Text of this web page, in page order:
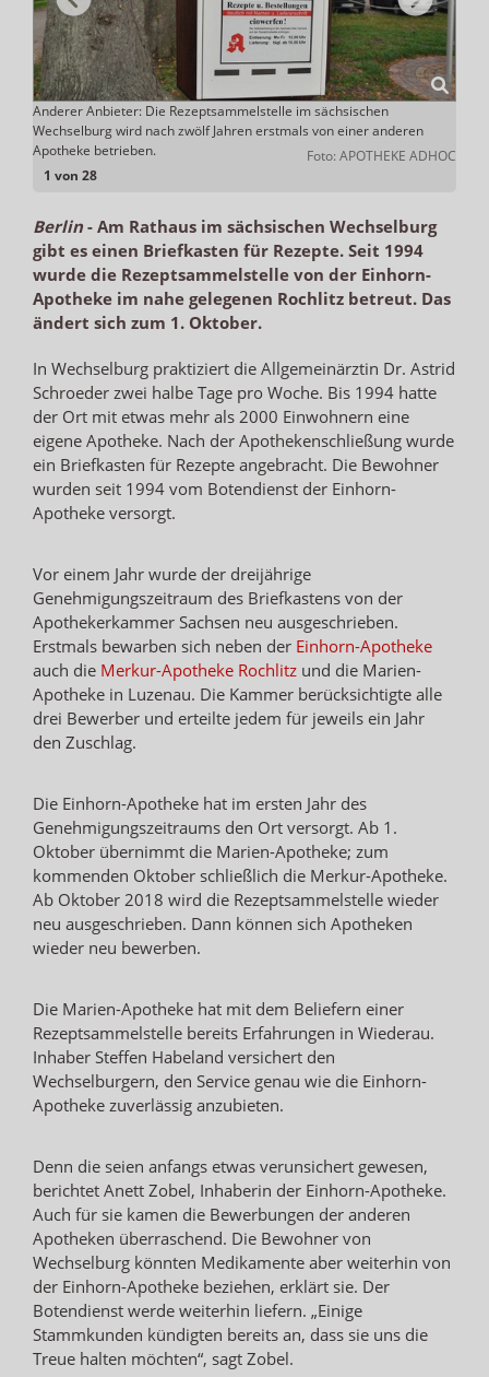
1 von 28
Anderer Anbieter: Die Rezeptsammelstelle im sächsischen
Wechselburg wird nach zwölf Jahren erstmals von einer anderen
Apotheke betrieben.
Foto: APOTHEKE ADHOC
Berlin- Am Rathaus im sächsischen Wechselburg
gibt es einen Briefkasten für Rezepte. Seit 1994
wurde die Rezeptsammelstelle von der Einhorn-
Apotheke im nahe gelegenen Rochlitz betreut. Das
ändert sich zum 1. Oktober.
In Wechselburg praktiziert die Allgemeinärztin Dr. Astrid
Schroeder zwei halbe Tage pro Woche. Bis 1994 hatte
der Ort mit etwas mehr als 2000 Einwohnern eine
eigene Apotheke. Nach der Apothekenschließung wurde
ein Briefkasten für Rezepte angebracht. Die Bewohner
wurden seit 1994 vom Botendienst der Einhorn-
Apotheke versorgt.
Vor einem Jahr wurde der dreijährige
Genehmigungszeitraum des Briefkastens von der
Apothekerkammer Sachsen neu ausgeschrieben.
Erstmals bewarben sich neben der Einhorn-Apotheke
auch die Merkur-Apotheke Rochlitz und die Marien-
Apotheke in Luzenau. Die Kammer berücksichtigte alle
drei Bewerber und erteilte jedem für jeweils ein Jahr
den Zuschlag.
Die Einhorn-Apotheke hat im ersten Jahr des
Genehmigungszeitraums den Ort versorgt. Ab 1.
Oktober übernimmt die Marien-Apotheke; zum
kommenden Oktober schließlich die Merkur-Apotheke.
Ab Oktober 2018 wird die Rezeptsammelstelle wieder
neu ausgeschrieben. Dann können sich Apotheken
wieder neu bewerben.
Die Marien-Apotheke hat mit dem Beliefern einer
Rezeptsammelstelle bereits Erfahrungen in Wiederau.
Inhaber Steffen Habeland versichert den
Wechselburgern, den Service genau wie die Einhorn-
Apotheke zuverlässig anzubieten.
Denn die seien anfangs etwas verunsichert gewesen,
berichtet Anett Zobel, Inhaberin der Einhorn-Apotheke.
Auch für sie kamen die Bewerbungen der anderen
Apotheken überraschend. Die Bewohner von
Wechselburg könnten Medikamente aber weiterhin von
der Einhorn-Apotheke beziehen, erklärt sie. Der
Botendienst werde weiterhin liefern. „Einige
Stammkunden kündigten bereits an, dass sie uns die
Treue halten möchten“, sagt Zobel.